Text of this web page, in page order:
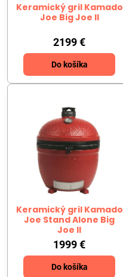
Keramický gril Kamado
Joe Big Joe II
2199 €
Do košíka
Keramický gril Kamado
Joe Stand Alone Big
Joe II
1999 €
Do košíka